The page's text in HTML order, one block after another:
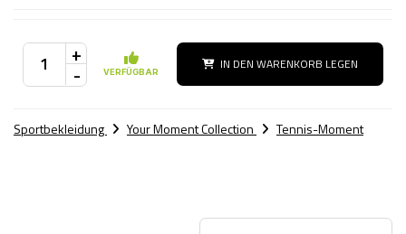
+
- VERFÜGBAR IN DEN WARENKORB LEGEN
Sportbekleidung Your Moment Collection Tennis-Moment